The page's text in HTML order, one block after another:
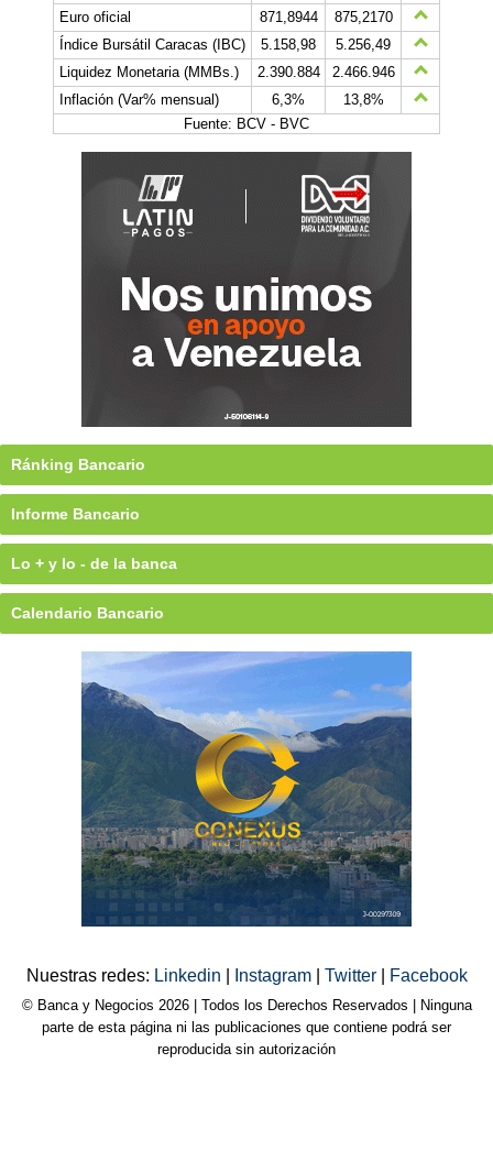
Euro oficial
871,8944
875,2170
Índice Bursátil Caracas (IBC)
5.158,98
5.256,49
Liquidez Monetaria (MMBs.)
2.390.884
2.466.946
Inflación (Var% mensual)
6,3%
13,8%
Fuente: BCV - BVC
Ránking Bancario
Informe Bancario
Lo + y lo - de la banca
Calendario Bancario
Nuestras redes: Linkedin Instagram Twitter Facebook
© Banca y Negocios 2026 | Todos los Derechos Reservados | Ninguna
parte de esta página ni las publicaciones que contiene podrá ser
reproducida sin autorización